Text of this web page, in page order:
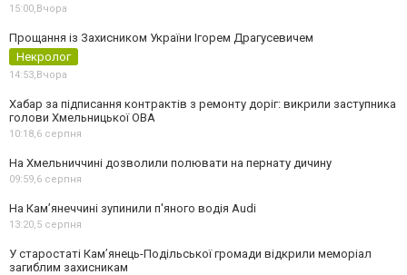
15:00,Вчора
Прощання із Захисником України Ігорем Драгусевичем
Некролог
14:53,Вчора
Хабар за підписання контрактів з ремонту доріг: викрили заступника
голови Хмельницької ОВА
10:18,6 серпня
На Хмельниччині дозволили полювати на пернату дичину
09:59,6 серпня
На Камʼянеччині зупинили п'яного водія Audi
13:20,5 серпня
У старостаті Кам’янець-Подільської громади відкрили меморіал
загиблим захисникам